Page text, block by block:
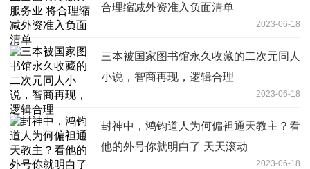
合理缩减外资准入负面清单
2023-06-18
三本被国家图书馆永久收藏的二次元同人
小说，智商再现，逻辑合理
2023-06-18
封神中，鸿钧道人为何偏袒通天教主？看
他的外号你就明白了 天天滚动
2023-06-18